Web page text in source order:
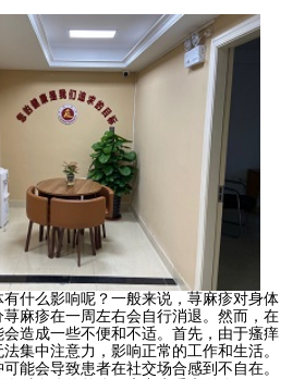
么影响呢？一般来说，荨麻疹对身体
麻疹在一周左右会自行消退。然而，在
造成一些不便和不适。首先，由于瘙痒
集中注意力，影响正常的工作和生活。
能会导致患者在社交场合感到不自在。